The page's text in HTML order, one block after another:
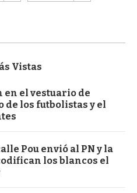
Vistas
en el vestuario de
de los futbolistas y el
Pou envió al PN y la
los blancos el